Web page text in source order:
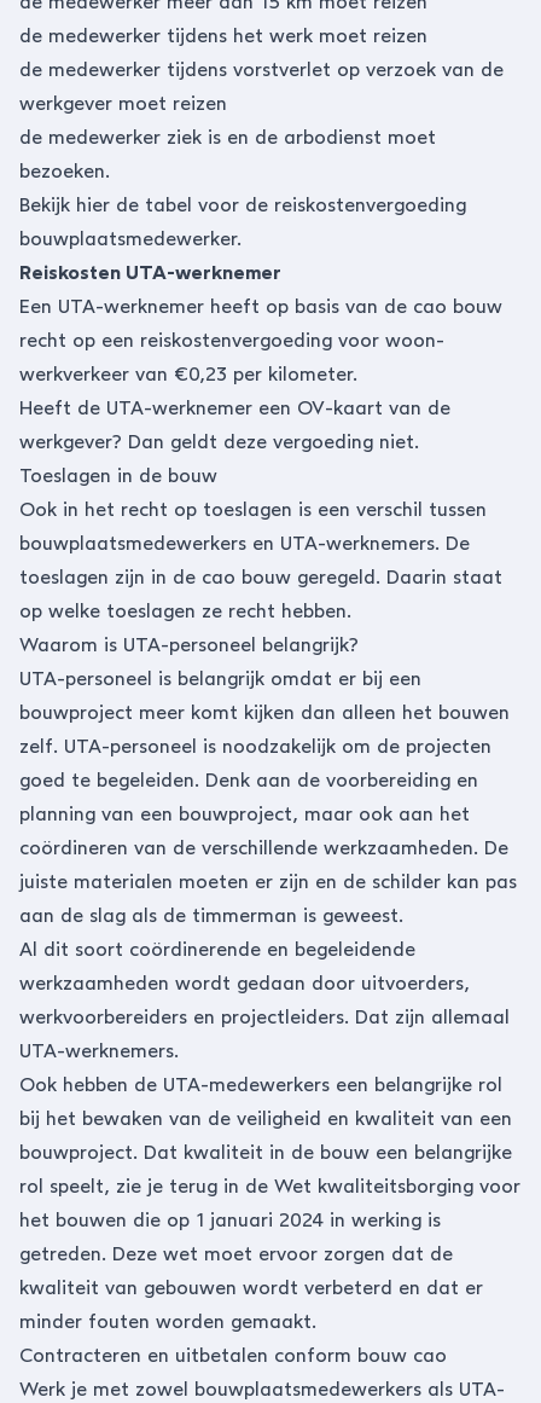
de medewerker tijdens het werk moet reizen
de medewerker tijdens vorstverlet op verzoek van de
werkgever moet reizen
de medewerker ziek is en de arbodienst moet
bezoeken.
Bekijk hier de tabel voor de reiskostenvergoeding
bouwplaatsmedewerker.
Reiskosten UTA-werknemer
Een UTA-werknemer heeft op basis van de cao bouw
recht op een reiskostenvergoeding voor woon-
werkverkeer van €0,23 per kilometer.
Heeft de UTA-werknemer een OV-kaart van de
werkgever? Dan geldt deze vergoeding niet.
Toeslagen in de bouw
Ook in het recht op toeslagen is een verschil tussen
bouwplaatsmedewerkers en UTA-werknemers. De
toeslagen zijn in de cao bouw geregeld. Daarin staat
op welke toeslagen ze recht hebben.
Waarom is UTA-personeel belangrijk?
UTA-personeel is belangrijk omdat er bij een
bouwproject meer komt kijken dan alleen het bouwen
zelf. UTA-personeel is noodzakelijk om de projecten
goed te begeleiden. Denk aan de voorbereiding en
planning van een bouwproject, maar ook aan het
coördineren van de verschillende werkzaamheden. De
juiste materialen moeten er zijn en de schilder kan pas
aan de slag als de timmerman is geweest.
Al dit soort coördinerende en begeleidende
werkzaamheden wordt gedaan door uitvoerders,
werkvoorbereiders en projectleiders. Dat zijn allemaal
UTA-werknemers.
Ook hebben de UTA-medewerkers een belangrijke rol
bij het bewaken van de veiligheid en kwaliteit van een
bouwproject. Dat kwaliteit in de bouw een belangrijke
rol speelt, zie je terug in de Wet kwaliteitsborging voor
het bouwen die op 1 januari 2024 in werking is
getreden. Deze wet moet ervoor zorgen dat de
kwaliteit van gebouwen wordt verbeterd en dat er
minder fouten worden gemaakt.
Contracteren en uitbetalen conform bouw cao
Werk je met zowel bouwplaatsmedewerkers als UTA-